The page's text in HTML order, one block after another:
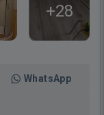
+28
WhatsApp